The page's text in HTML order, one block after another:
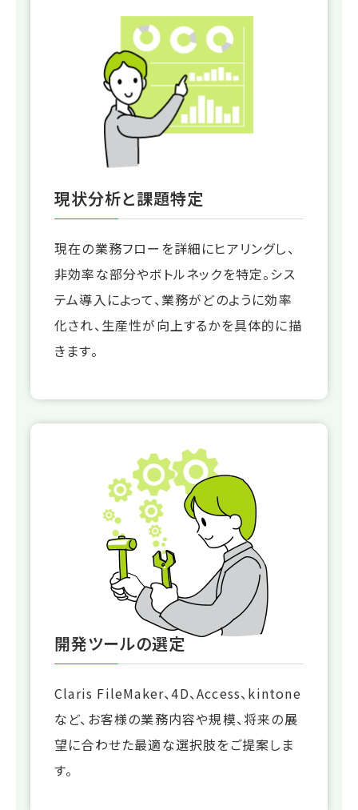
現状分析と課題特定
現在の業務フローを詳細にヒアリングし、
非効率な部分やボトルネックを特定。シス
テム導入によって、業務がどのように効率
化され、生産性が向上するかを具体的に描
きます。
開発ツールの選定
Claris FileMaker、4D、Access、kintone
など、お客様の業務内容や規模、将来の展
望に合わせた最適な選択肢をご提案しま
す。